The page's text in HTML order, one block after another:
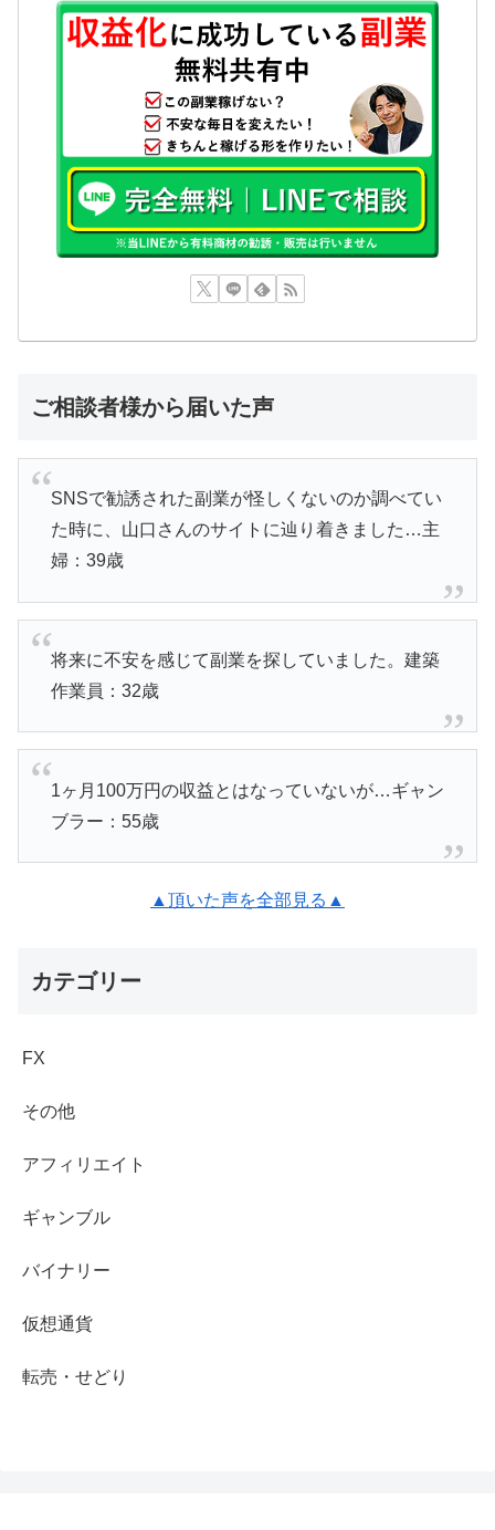
ご相談者様から届いた声
SNSで勧誘された副業が怪しくないのか調べてい
た時に、山口さんのサイトに辿り着きました…主
婦：39歳
将来に不安を感じて副業を探していました。建築
作業員：32歳
1ヶ月100万円の収益とはなっていないが…ギャン
ブラー：55歳
▲頂いた声を全部見る▲
カテゴリー
FX
その他
アフィリエイト
ギャンブル
バイナリー
仮想通貨
転売・せどり